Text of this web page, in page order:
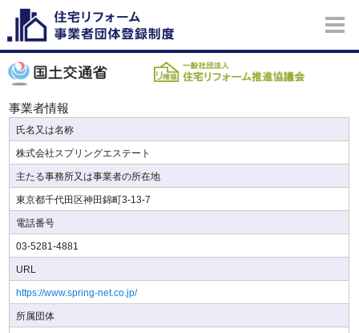
事業者情報
氏名又は名称
株式会社スプリングエステート
主たる事務所又は事業者の所在地
東京都千代田区神田錦町3-13-7
電話番号
03-5281-4881
URL
https://www.spring-net.co.jp/
所属団体